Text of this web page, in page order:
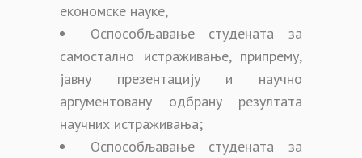
економске науке,
Оспособљавање студената за
самостално истраживање, припрему,
јавну презентацију и научно
аргументовану одбрану резултата
научних истраживања;
Оспособљавање студената за